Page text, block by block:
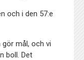
och i den 57:e
mål, och vi
boll. Det